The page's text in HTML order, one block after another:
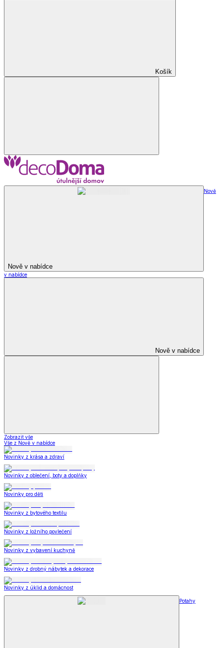
Košík
Nově v nabídce
Nově
v nabídce
Nově v nabídce
Zobrazit vše
Vše z Nově v nabídce
Novinky z krása a zdraví
Novinky z oblečení, boty a doplňky
Novinky pro děti
Novinky z bytového textilu
Novinky z ložního povlečení
Novinky z vybavení kuchyně
Novinky z drobný nábytek a dekorace
Novinky z úklid a domácnost
Potahy